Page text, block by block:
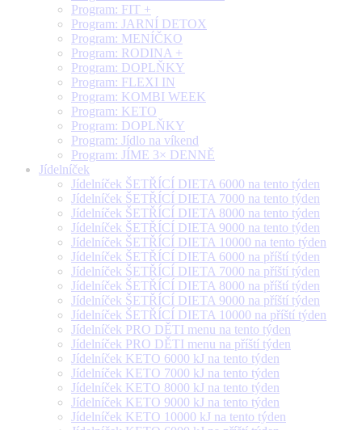
Program: FIT +
Program: JARNÍ DETOX
Program: MENÍČKO
Program: RODINA +
Program: DOPLŇKY
Program: FLEXI IN
Program: KOMBI WEEK
Program: KETO
Program: DOPLŇKY
Program: Jídlo na víkend
Program: JÍME 3× DENNĚ
Jídelníček
Jídelníček ŠETŘÍCÍ DIETA 6000 na tento týden
Jídelníček ŠETŘÍCÍ DIETA 7000 na tento týden
Jídelníček ŠETŘÍCÍ DIETA 8000 na tento týden
Jídelníček ŠETŘÍCÍ DIETA 9000 na tento týden
Jídelníček ŠETŘÍCÍ DIETA 10000 na tento týden
Jídelníček ŠETŘÍCÍ DIETA 6000 na příští týden
Jídelníček ŠETŘÍCÍ DIETA 7000 na příští týden
Jídelníček ŠETŘÍCÍ DIETA 8000 na příští týden
Jídelníček ŠETŘÍCÍ DIETA 9000 na příští týden
Jídelníček ŠETŘÍCÍ DIETA 10000 na příští týden
Jídelníček PRO DĚTI menu na tento týden
Jídelníček PRO DĚTI menu na příští týden
Jídelníček KETO 6000 kJ na tento týden
Jídelníček KETO 7000 kJ na tento týden
Jídelníček KETO 8000 kJ na tento týden
Jídelníček KETO 9000 kJ na tento týden
Jídelníček KETO 10000 kJ na tento týden